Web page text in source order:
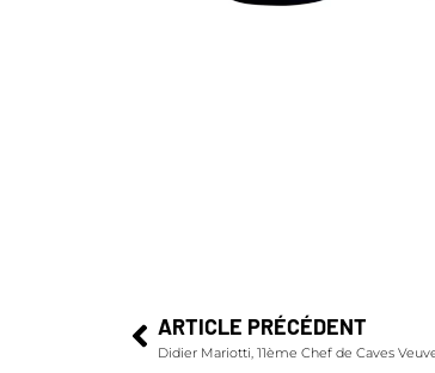
ARTICLE PRÉCÉDENT
Didier Mariotti, 11ème Chef de Caves